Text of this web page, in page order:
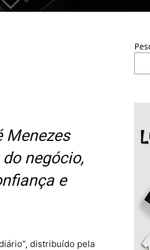
Menezes
negócio,
e
distribuído pela